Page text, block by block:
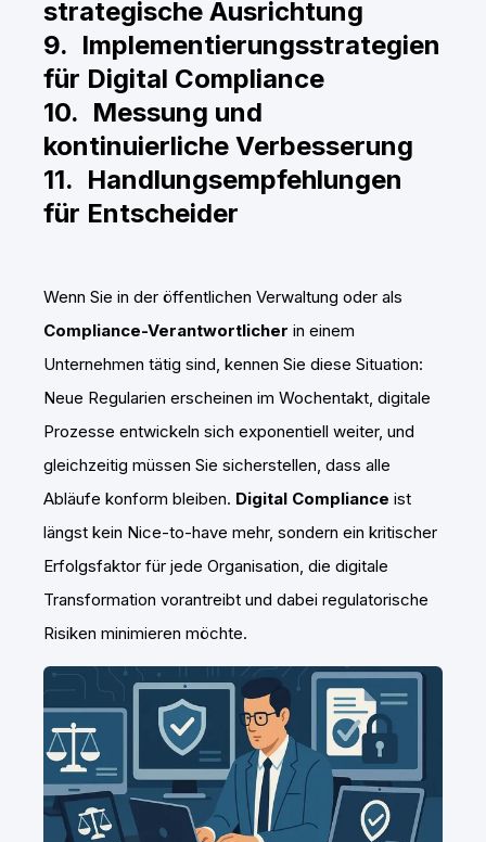
strategische Ausrichtung
9. Implementierungsstrategien
für Digital Compliance
10. Messung und
kontinuierliche Verbesserung
11. Handlungsempfehlungen
für Entscheider
Wenn Sie in der öffentlichen Verwaltung oder als
Compliance-Verantwortlicher in einem
Unternehmen tätig sind, kennen Sie diese Situation:
Neue Regularien erscheinen im Wochentakt, digitale
Prozesse entwickeln sich exponentiell weiter, und
gleichzeitig müssen Sie sicherstellen, dass alle
Abläufe konform bleiben. Digital Compliance ist
längst kein Nice-to-have mehr, sondern ein kritischer
Erfolgsfaktor für jede Organisation, die digitale
Transformation vorantreibt und dabei regulatorische
Risiken minimieren möchte.